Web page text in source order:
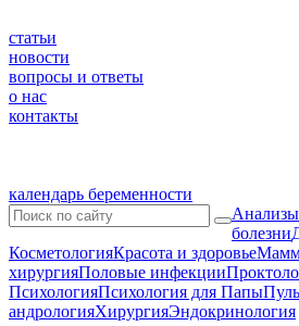
статьи
новости
вопросы и ответы
о нас
контакты
календарь беременности
Анализы
болезни
КосметологияКрасота и здоровье
хирургияПоловые инфекции
ПсихологияПсихология для Папы
андрологияХирургияЭндокринология